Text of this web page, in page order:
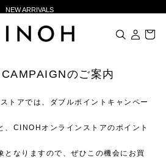
NEW ARRIVALS
登録500ポイントプレゼント
登録500ポイントプレゼント
ー登録で¥1,000クーポン進呈
のご案内
トアでは、ダブルポイントキャンペー
、CINOHオンラインストアのポイント
となりますので、ぜひこの機会にお買